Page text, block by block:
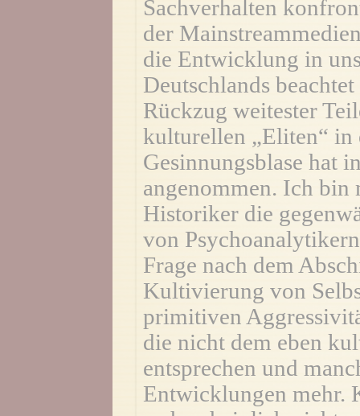
Sachverhalten
der
die Entwicklung in
Deutschlands
Rückzug weitester
kulturellen „Eliten“ in
Gesinnungsblase hat
angenommen. Ich bin
Historiker die
von
Frage nach dem
Kultivierung von
primitiven
die nicht dem eben
entsprechen und
Entwicklungen mehr.